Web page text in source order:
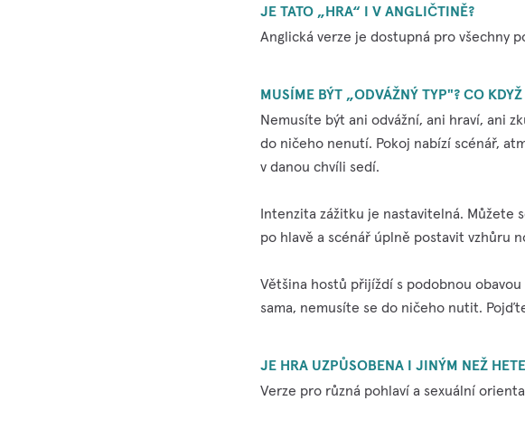
JE TATO „HRA“ I V ANGLIČTINĚ?
Anglická verze je dostupná pro všechny
MUSÍME BÝT „ODVÁŽNÝ TYP"? CO
Nemusíte být ani odvážní, ani hraví, ani
do ničeho nenutí. Pokoj nabízí scénář,
v danou chvíli sedí.
Intenzita zážitku je nastavitelná. Můžete
po hlavě a scénář úplně postavit vzhůru
Většina hostů přijíždí s podobnou
sama, nemusíte se do ničeho nutit.
JE HRA UZPŮSOBENA I JINÝM NEŽ
Verze pro různá pohlaví a sexuální